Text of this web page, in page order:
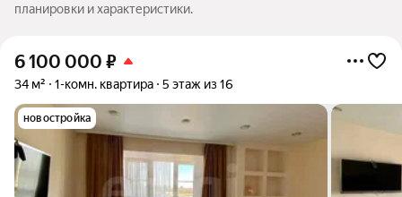
планировки и характеристики.
6 100 000 ₽
34 м² 1-комн. квартира 5 этаж из 16
новостройка